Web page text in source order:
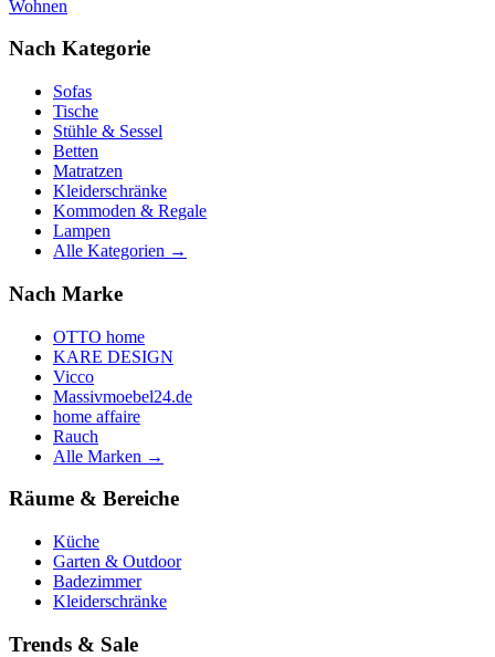
Wohnen
Nach Kategorie
Sofas
Tische
Stühle & Sessel
Betten
Matratzen
Kleiderschränke
Kommoden & Regale
Lampen
Alle Kategorien →
Nach Marke
OTTO home
KARE DESIGN
Vicco
Massivmoebel24.de
home affaire
Rauch
Alle Marken →
Räume & Bereiche
Küche
Garten & Outdoor
Badezimmer
Kleiderschränke
Trends & Sale